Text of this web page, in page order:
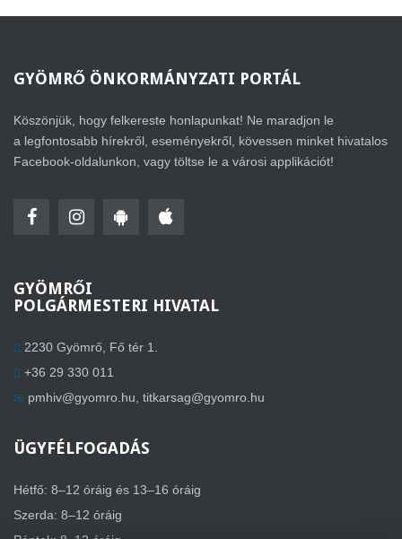
GYÖMRŐ ÖNKORMÁNYZATI PORTÁL
Köszönjük, hogy felkereste honlapunkat! Ne maradjon le
a legfontosabb hírekről, eseményekről, kövessen minket hivatalos
Facebook-oldalunkon, vagy töltse le a városi applikációt!
GYÖMRŐI
POLGÁRMESTERI HIVATAL
2230 Gyömrő, Fő tér 1.
+36 29 330 011
pmhiv@gyomro.hu titkarsag@gyomro.hu
ÜGYFÉLFOGADÁS
Hétfő: 8–12 óráig és 13–16 óráig
Szerda: 8–12 óráig